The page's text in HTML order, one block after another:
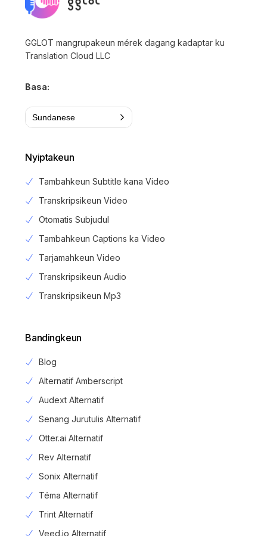
GGLOT mangrupakeun mérek dagang kadaptar ku
Translation Cloud LLC
Basa:
Sundanese
Nyiptakeun
Tambahkeun Subtitle kana Video
Transkripsikeun Video
Otomatis Subjudul
Tambahkeun Captions ka Video
Tarjamahkeun Video
Transkripsikeun Audio
Transkripsikeun Mp3
Bandingkeun
Blog
Alternatif Amberscript
Audext Alternatif
Senang Jurutulis Alternatif
Otter.ai Alternatif
Rev Alternatif
Sonix Alternatif
Téma Alternatif
Trint Alternatif
Veed.io Alternatif